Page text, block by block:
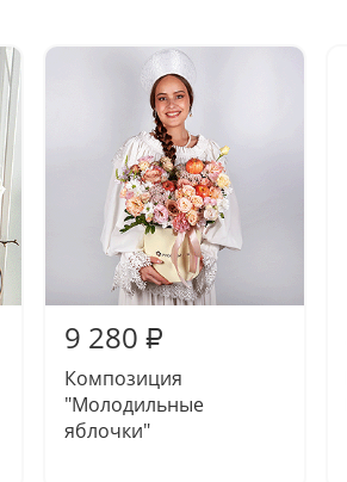
9 280 ₽
Композиция
"Молодильные
яблочки"